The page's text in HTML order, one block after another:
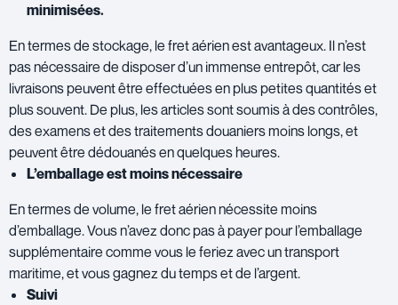
minimisées.
En termes de stockage, le fret aérien est avantageux. Il n’est
pas nécessaire de disposer d’un immense entrepôt, car les
livraisons peuvent être effectuées en plus petites quantités et
plus souvent. De plus, les articles sont soumis à des contrôles,
des examens et des traitements douaniers moins longs, et
peuvent être dédouanés en quelques heures.
L’emballage est moins nécessaire
En termes de volume, le fret aérien nécessite moins
d’emballage. Vous n’avez donc pas à payer pour l’emballage
supplémentaire comme vous le feriez avec un transport
maritime, et vous gagnez du temps et de l’argent.
Suivi